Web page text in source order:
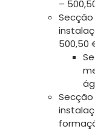
–
Secção
500,50
Secção